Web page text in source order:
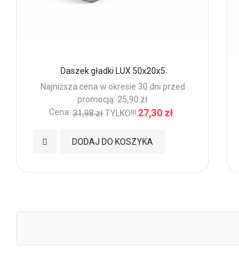
Daszek gładki LUX 50x20x5
Najniższa cena w okresie 30 dni przed
promocją: 25,90 zł
Cena: 31,98 złTYLKO!!! 27,30 zł
DODAJ DO KOSZYKA
Dodaj